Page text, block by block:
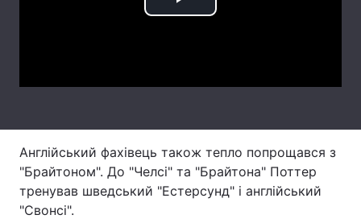
Контакти
Послуги
Play
Англійський фахівець також тепло попрощався з
"Брайтоном". До "Челсі" та "Брайтона" Поттер
тренував шведський "Естерсунд" і англійський
"Свонсі".